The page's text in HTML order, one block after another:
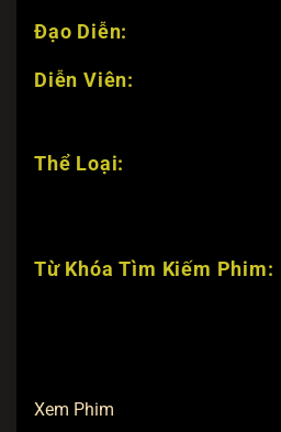
Đạo Diễn:
Diễn Viên:
Thể Loại:
Từ Khóa Tìm Kiếm Phim:
Xem Phim